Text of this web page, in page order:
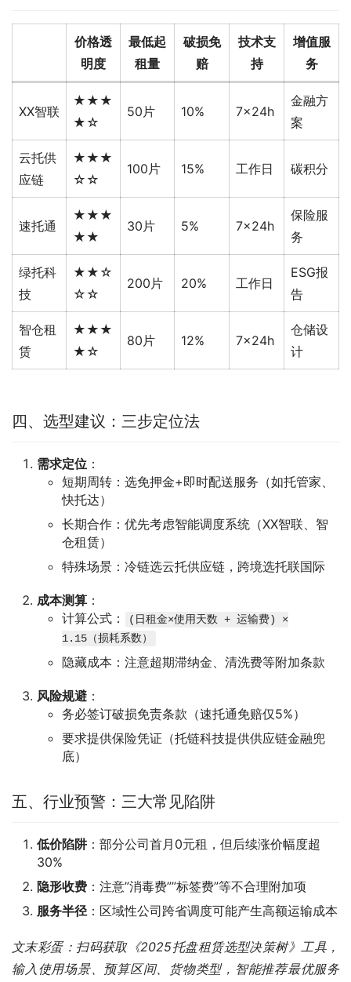
价格透
明度
最低起
租量
破损免
赔
技术支
持
增值服
务
XX智联
★★★
★☆
50片 10% 7×24h
金融方
案
云托供
应链
★★★
☆☆
100片 15% 工作日 碳积分
速托通
★★★
★★
30片 5% 7×24h
保险服
务
绿托科
技
★★☆
☆☆
200片 20% 工作日
ESG报
告
智仓租
赁
★★★
★☆
80片 12% 7×24h
仓储设
计
四、选型建议：三步定位法
需求定位 ：
短期周转：选免押金+即时配送服务（如托管家、
快托达）
长期合作：优先考虑智能调度系统（XX智联、智
仓租赁）
特殊场景：冷链选云托供应链，跨境选托联国际
成本测算 ：
计算公式：
(日租金×使用天数 + 运输费) ×
1.15（损耗系数）
隐藏成本：注意超期滞纳金、清洗费等附加条款
风险规避 ：
务必签订破损免责条款（速托通免赔仅5%）
要求提供保险凭证（托链科技提供供应链金融兜
底）
五、行业预警：三大常见陷阱
低价陷阱 ：部分公司首月0元租，但后续涨价幅度超
30%
隐形收费 ：注意”消毒费””标签费”等不合理附加项
服务半径：区域性公司跨省调度可能产生高额运输成本
文末彩蛋：扫码获取《2025托盘租赁选型决策树》工具，
输入使用场景、预算区间、货物类型，智能推荐最优服务